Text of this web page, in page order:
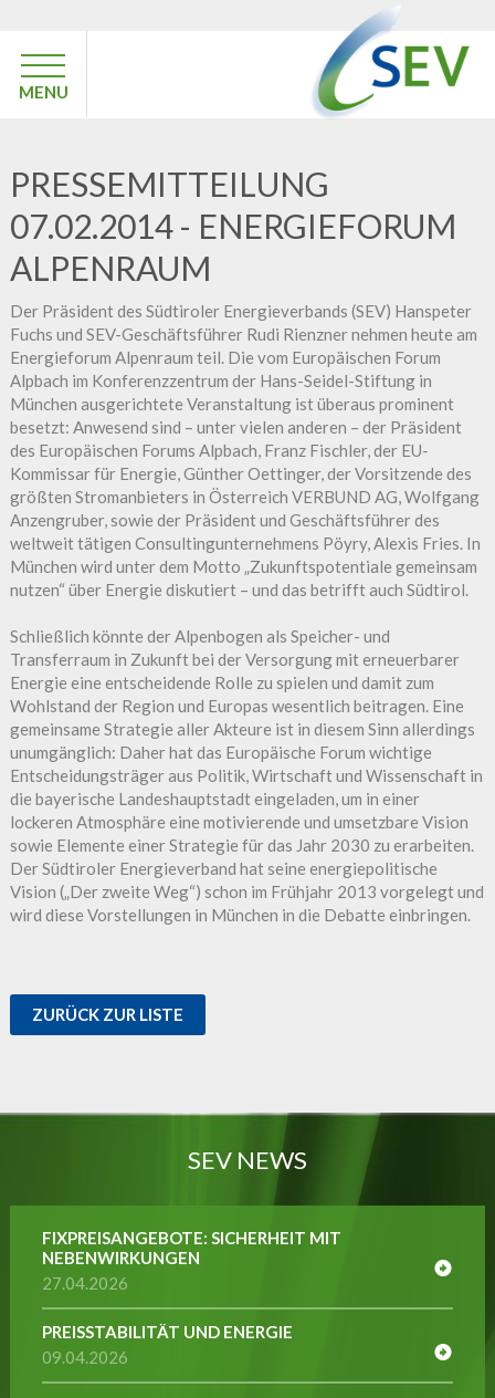
MENU
PRESSEMITTEILUNG
07.02.2014 - ENERGIEFORUM
ALPENRAUM
Der Präsident des Südtiroler Energieverbands (SEV) Hanspeter
Fuchs und SEV-Geschäftsführer Rudi Rienzner nehmen heute am
Energieforum Alpenraum teil. Die vom Europäischen Forum
Alpbach im Konferenzzentrum der Hans-Seidel-Stiftung in
München ausgerichtete Veranstaltung ist überaus prominent
besetzt: Anwesend sind – unter vielen anderen – der Präsident
des Europäischen Forums Alpbach, Franz Fischler, der EU-
Kommissar für Energie, Günther Oettinger, der Vorsitzende des
größten Stromanbieters in Österreich VERBUND AG, Wolfgang
Anzengruber, sowie der Präsident und Geschäftsführer des
weltweit tätigen Consultingunternehmens Pöyry, Alexis Fries. In
München wird unter dem Motto „Zukunftspotentiale gemeinsam
nutzen“ über Energie diskutiert – und das betrifft auch Südtirol.
Schließlich könnte der Alpenbogen als Speicher- und
Transferraum in Zukunft bei der Versorgung mit erneuerbarer
Energie eine entscheidende Rolle zu spielen und damit zum
Wohlstand der Region und Europas wesentlich beitragen. Eine
gemeinsame Strategie aller Akteure ist in diesem Sinn allerdings
unumgänglich: Daher hat das Europäische Forum wichtige
Entscheidungsträger aus Politik, Wirtschaft und Wissenschaft in
die bayerische Landeshauptstadt eingeladen, um in einer
lockeren Atmosphäre eine motivierende und umsetzbare Vision
sowie Elemente einer Strategie für das Jahr 2030 zu erarbeiten.
Der Südtiroler Energieverband hat seine energiepolitische
Vision („Der zweite Weg“) schon im Frühjahr 2013 vorgelegt und
wird diese Vorstellungen in München in die Debatte einbringen.
ZURÜCK ZUR LISTE
SEV NEWS
FIXPREISANGEBOTE: SICHERHEIT MIT
NEBENWIRKUNGEN
27.04.2026
PREISSTABILITÄT UND ENERGIE
09.04.2026